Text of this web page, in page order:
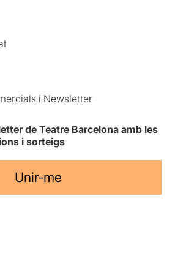
i Newsletter
de Teatre Barcelona amb les
i sorteigs
Unir-me